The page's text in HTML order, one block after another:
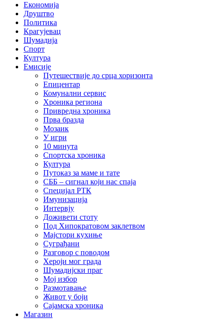
Економија
Друштво
Политика
Крагујевац
Шумадија
Спорт
Култура
Емисије
Путешествије до срца хоризонта
Епицентар
Комунални сервис
Хроника региона
Привредна хроника
Прва бразда
Мозаик
У игри
10 минута
Спортска хроника
Култура
Путоказ за маме и тате
СББ – сигнал који нас спаја
Специјал РТК
Имунизација
Интервју
Доживети стоту
Под Хипократовом заклетвом
Мајстори кухиње
Суграђани
Разговор с поводом
Хероји мог града
Шумадијски праг
Мој избор
Размотавање
Живот у боји
Сајамска хроника
Магазин